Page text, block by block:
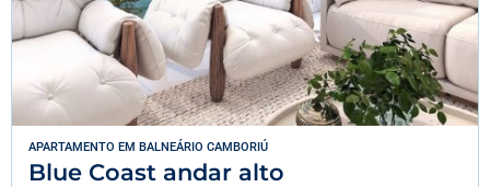
APARTAMENTO EM BALNEÁRIO CAMBORIÚ
Blue Coast andar alto